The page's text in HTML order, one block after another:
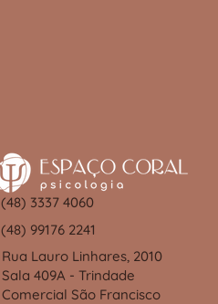
(48) 3337 4060
(48) 99176 2241
Rua Lauro Linhares, 2010
Sala 409A - Trindade
Comercial São Francisco